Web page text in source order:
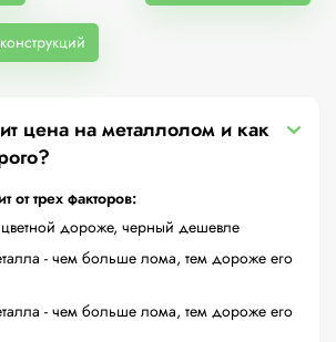
цена на металлолом и как
от трех факторов:
дороже, черный дешевле
- чем больше лома, тем дороже его
- чем больше лома, тем дороже его